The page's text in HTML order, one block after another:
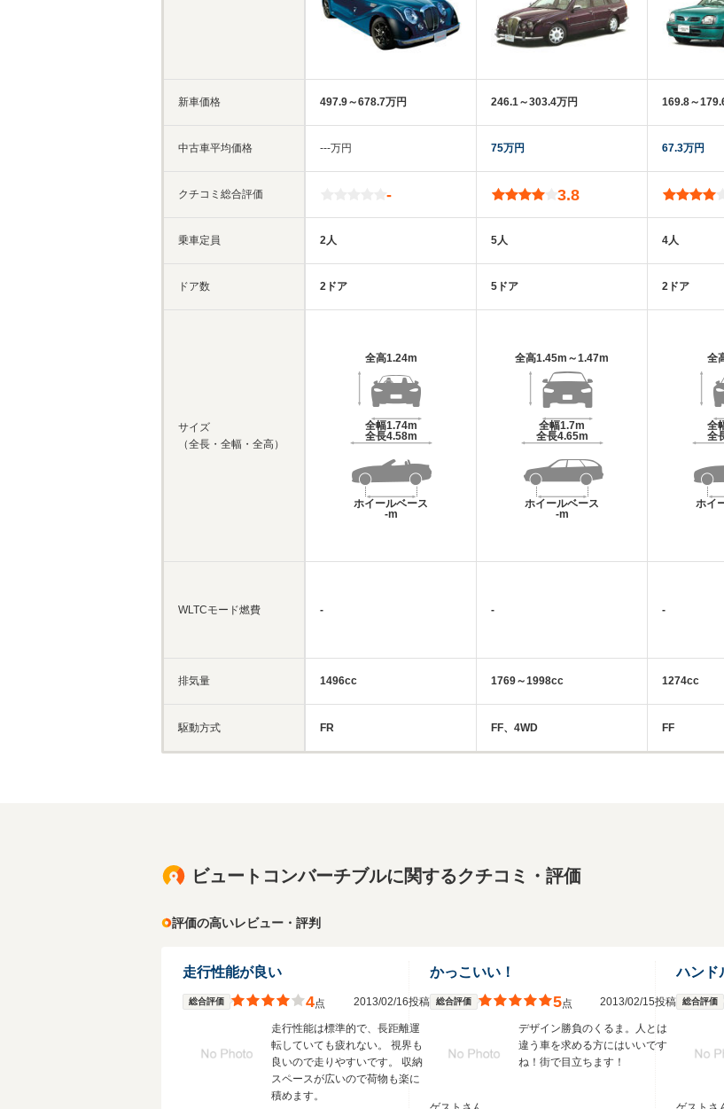
新車価格
中古車平均価格
クチコミ総合評価
乗車定員
ドア数
サイズ
（全長・全幅・全高）
WLTCモード燃費
排気量
駆動方式
497.9～678.7万円
‐‐‐万円
-
2人
2ドア
全高1.24m
全幅1.74m
全長4.58m
ホイールベース
-m
-
1496cc
FR
246.1～303.4万円
75万円
3.8
5人
5ドア
全高1.45m～1.47m
全幅1.7m
全長4.65m
ホイールベース
-m
-
1769～1998cc
FF、4WD
169.8～
67.3万円
4人
2ドア
全
全
全
ホイ
-
1274cc
FF
ビュートコンバーチブルに関するクチコミ・評価
評価の高いレビュー・評判
走行性能が良い
総合評価 4点 2013/02/16投稿
走行性能は標準的で、長距離運
転していても疲れない。 視界も
良いので走りやすいです。 収納
スペースが広いので荷物も楽に
積めます。
かっこいい！
総合評価 5点 2013/02/15投稿
デザイン勝負のくるま。人とは
違う車を求める方にはいいです
ね！街で目立ちます！
ハンド
総合評価